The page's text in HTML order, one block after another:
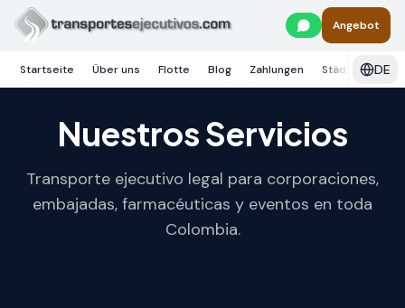
Skip to main content
Angebot
Startseite Über uns Flotte Blog Zahlungen Städte DE
Nuestros Servicios
Transporte ejecutivo legal para corporaciones,
embajadas, farmacéuticas y eventos en toda
Colombia.